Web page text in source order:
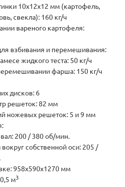
10х12х12 мм (картофель,
свекла): 160 кг/ч
вареного картофеля:
взбивания и перемешивания:
жидкого теста: 50 кг/ч
фарша: 150 кг/ч
дисков: 6
решеток: 82 мм
ножевых решеток: 5 и 9 мм
200 / 380 об/мин.
вокруг собственной оси: 205 /
958х590х1270 мм
м3